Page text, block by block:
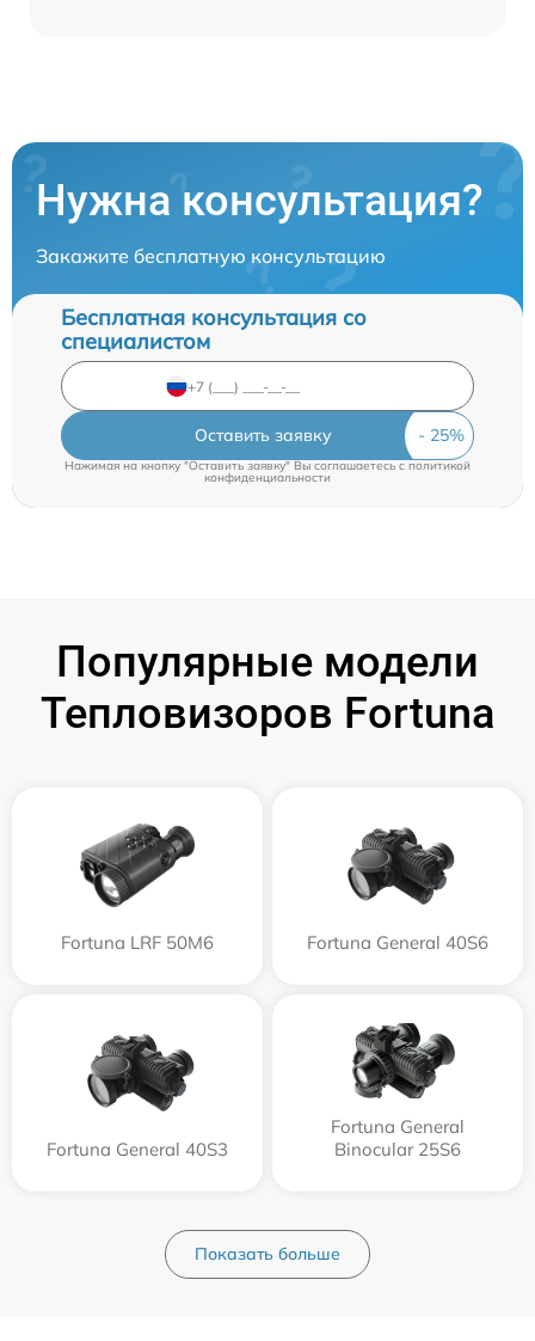
Нужна консультация?
Закажите бесплатную консультацию
Бесплатная консультация со
специалистом
Оставить заявку
Нажимая на кнопку "Оставить заявку" Вы соглашаетесь cполитикой
конфиденциальности
Популярные модели
Тепловизоров Fortuna
Fortuna LRF 50M6 Fortuna General 40S6
Fortuna General 40S3
Fortuna General
Binocular 25S6
Показать больше